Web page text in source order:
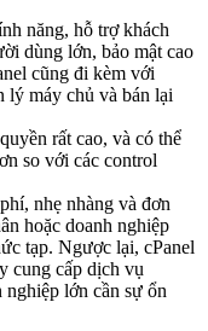
năng, hỗ trợ khách
dùng lớn, bảo mật cao
cũng đi kèm với
lý máy chủ và bán lại
rất cao, và có thể
so với các control
nhẹ nhàng và đơn
hoặc doanh nghiệp
tạp. Ngược lại, cPanel
cung cấp dịch vụ
nghiệp lớn cần sự ổn